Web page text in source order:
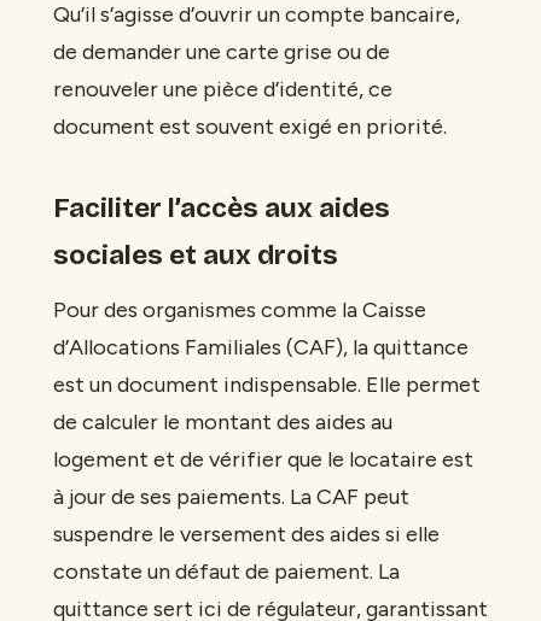
Qu’il s’agisse d’ouvrir un compte bancaire,
de demander une carte grise ou de
renouveler une pièce d’identité, ce
document est souvent exigé en priorité.
Faciliter l’accès aux aides
sociales et aux droits
Pour des organismes comme la Caisse
d’Allocations Familiales (CAF), la quittance
est un document indispensable. Elle permet
de calculer le montant des aides au
logement et de vérifier que le locataire est
à jour de ses paiements. La CAF peut
suspendre le versement des aides si elle
constate un défaut de paiement. La
quittance sert ici de régulateur, garantissant